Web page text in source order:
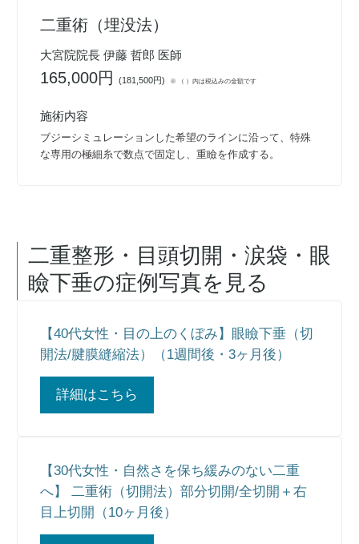
二重術（埋没法）
大宮院院長 伊藤 哲郎 医師
165,000円(181,500円) ※ （ ）内は税込みの金額です
施術内容
ブジーシミュレーションした希望のラインに沿って、特殊
な専用の極細糸で数点で固定し、重瞼を作成する。
二重整形・目頭切開・涙袋・眼
瞼下垂の症例写真を見る
【40代女性・目の上のくぼみ】眼瞼下垂（切
開法/腱膜縫縮法）（1週間後・3ヶ月後）
詳細はこちら
【30代女性・自然さを保ち緩みのない二重
へ】 二重術（切開法）部分切開/全切開＋右
目上切開（10ヶ月後）